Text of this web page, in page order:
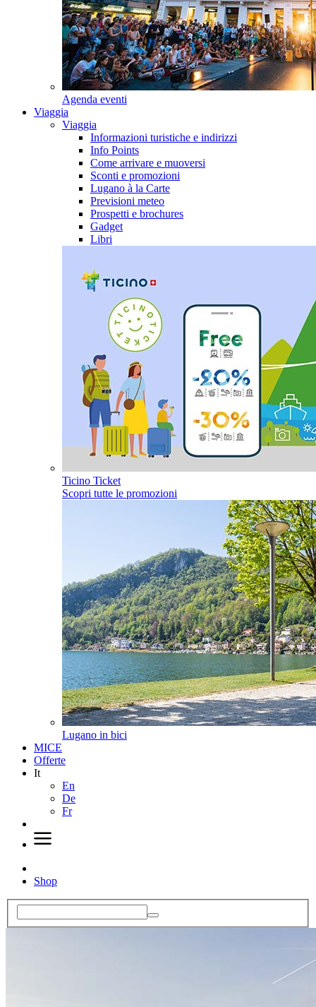
Agenda eventi
Viaggia
Viaggia
Informazioni turistiche e indirizzi
Info Points
Come arrivare e muoversi
Sconti e promozioni
Lugano à la Carte
Previsioni meteo
Prospetti e brochures
Gadget
Libri
Ticino Ticket
Scopri tutte le promozioni
Lugano in bici
MICE
Offerte
It
En
De
Fr
Shop